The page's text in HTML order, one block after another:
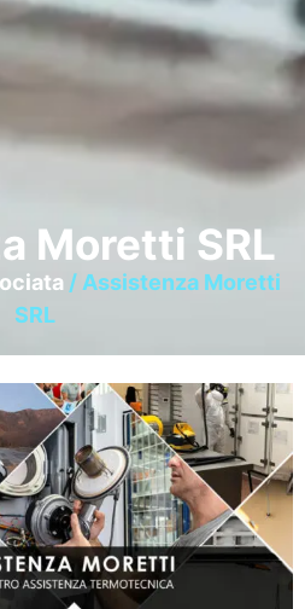
Moretti SRL
/ Assistenza Moretti
SRL